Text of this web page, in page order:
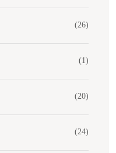
(26)
(1)
(20)
(24)